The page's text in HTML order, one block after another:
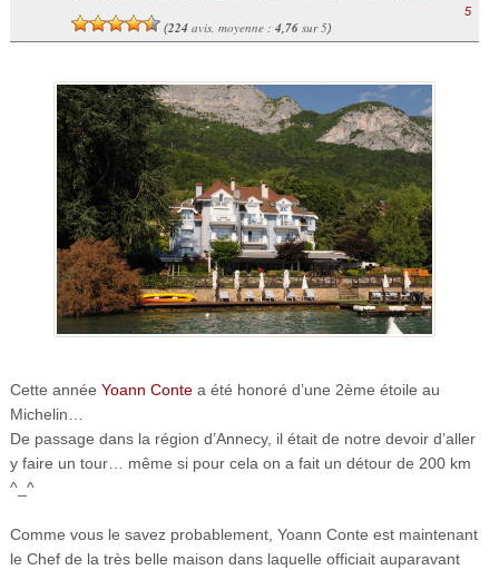
(224avis, moyenne : 4,76sur 5)
5
Cette année Yoann Contea été honoré d’une 2ème étoile au
Michelin…
De passage dans la région d’Annecy, il était de notre devoir d’aller
y faire un tour… même si pour cela on a fait un détour de 200 km
^_^
Comme vous le savez probablement, Yoann Conte est maintenant
le Chef de la très belle maison dans laquelle officiait auparavant